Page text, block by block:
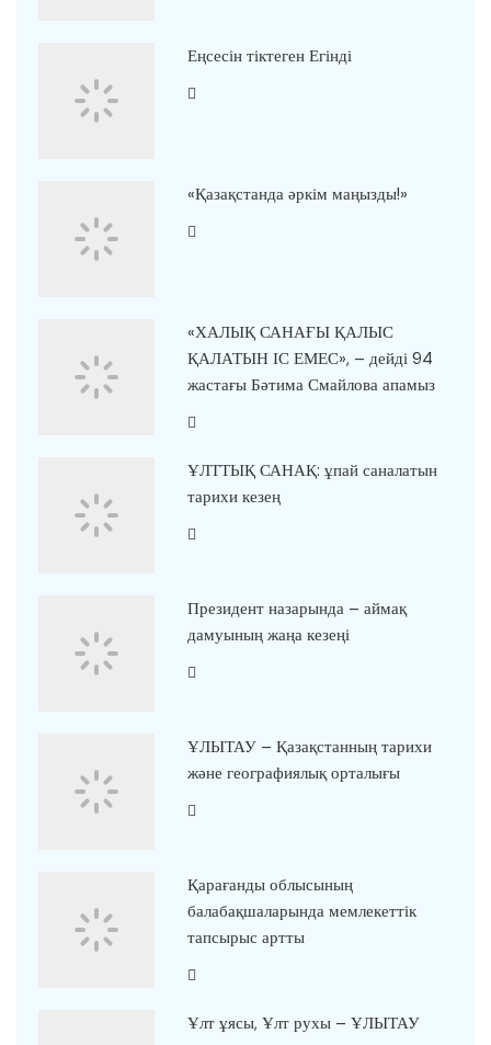
Еңсесін тіктеген Егінді
«Қазақстанда әркім маңызды!»
«ХАЛЫҚ САНАҒЫ ҚАЛЫС
ҚАЛАТЫН ІС ЕМЕС», – дейді 94
жастағы Бәтима Смайлова апамыз
ҰЛТТЫҚ САНАҚ: ұпай саналатын
тарихи кезең
Президент назарында – аймақ
дамуының жаңа кезеңі
ҰЛЫТАУ – Қазақстанның тарихи
және географиялық орталығы
Қарағанды облысының
балабақшаларында мемлекеттік
тапсырыс артты
Ұлт ұясы, Ұлт рухы – ҰЛЫТАУ